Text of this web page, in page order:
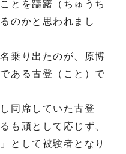
とを躊躇（ちゅうち
のかと思われまし
乗り出たのが、原博
ある古登（こと）で
同席していた古登
も頑として応じず、
として被験者となり